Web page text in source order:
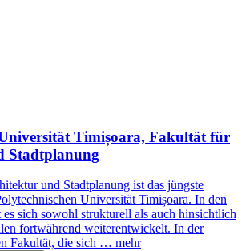
Timișoara, Fakultät für
Stadtplanung
und Stadtplanung ist das jüngste
Universität Timișoara. In den
es sich sowohl strukturell als auch hinsichtlich
fortwährend weiterentwickelt. In der
Fakultät, die sich … mehr